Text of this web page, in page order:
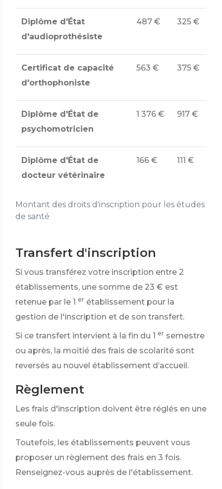
Montant des droits d'inscription pour les études
de santé
Diplôme d'État
d'audioprothésiste
487 € 325 €
Certificat de capacité
d'orthophoniste
563 € 375 €
Diplôme d'État de
psychomotricien
1 376 € 917 €
Diplôme d'État de
docteur vétérinaire
166 € 111 €
Transfert d'inscription
Si vous transférez votre inscription entre 2
établissements, une somme de 23 € est
retenue par le 1 er établissement pour la
gestion de l'inscription et de son transfert.
Si ce transfert intervient à la fin du 1 er semestre
ou après, la moitié des frais de scolarité sont
reversés au nouvel établissement d’accueil.
Règlement
Les frais d'inscription doivent être réglés en une
seule fois.
Toutefois, les établissements peuvent vous
proposer un règlement des frais en 3 fois.
Renseignez-vous auprès de l'établissement.